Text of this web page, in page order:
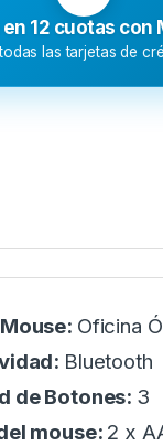
12 cuotas con
las tarjetas de
Oficina
Bluetooth
de Botones: 3
mouse: 2 x